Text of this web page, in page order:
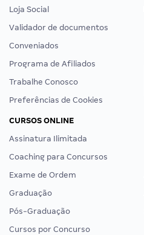
Loja Social
Validador de documentos
Conveniados
Programa de Afiliados
Trabalhe Conosco
Preferências de Cookies
CURSOS ONLINE
Assinatura Ilimitada
Coaching para Concursos
Exame de Ordem
Graduação
Pós-Graduação
Cursos por Concurso